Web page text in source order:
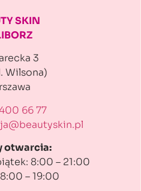
SKIN
3
Wilsona)
66 77
otwarcia:
8:00 – 21:00
– 19:00